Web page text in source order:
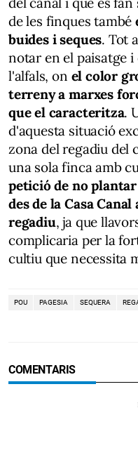
de les finques també
buides i seques. Tot
notar en el paisatge
l'alfals, on el color
terreny a marxes
que el caracteritza.
d'aquesta situació
zona del regadiu del
una sola finca amb
petició de no
des de la Casa
regadiu, ja que
complicaria per la
cultiu que necessita
POU PAGESIA SEQUERA
COMENTARIS